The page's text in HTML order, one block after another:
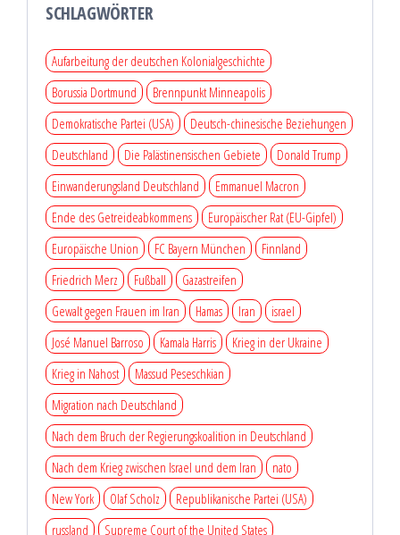
SCHLAGWÖRTER
Aufarbeitung der deutschen Kolonialgeschichte
Borussia Dortmund
Brennpunkt Minneapolis
Demokratische Partei (USA)
Deutsch-chinesische Beziehungen
Deutschland
Die Palästinensischen Gebiete
Donald Trump
Einwanderungsland Deutschland
Emmanuel Macron
Ende des Getreideabkommens
Europäischer Rat (EU-Gipfel)
Europäische Union
FC Bayern München
Finnland
Friedrich Merz
Fußball
Gazastreifen
Gewalt gegen Frauen im Iran
Hamas Iran
israel
José Manuel Barroso
Kamala Harris
Krieg in der Ukraine
Krieg in Nahost
Massud Peseschkian
Migration nach Deutschland
Nach dem Bruch der Regierungskoalition in Deutschland
Nach dem Krieg zwischen Israel und dem Iran
nato
New York
Olaf Scholz
Republikanische Partei (USA)
russland
Supreme Court of the United States